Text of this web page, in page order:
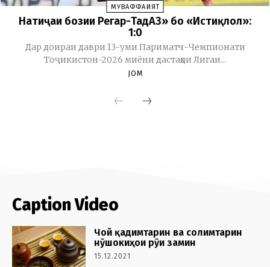
Caption Video
Чой қадимтарин ва солимтарин
нӯшокиҳои рӯи замин
15.12.2021